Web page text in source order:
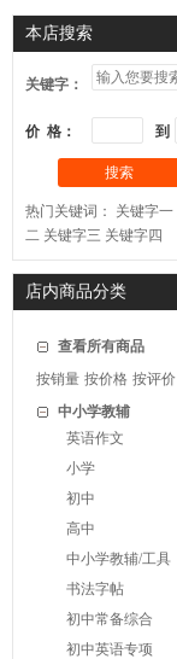
本店搜索
关键字：
价 格： 到
搜索
热门关键词： 关键字一
二 关键字三 关键字四
店内商品分类
查看所有商品
按销量 按价格 按评价
中小学教辅
英语作文
小学
初中
高中
中小学教辅/工具
书法字帖
初中常备综合
初中英语专项
盲
式